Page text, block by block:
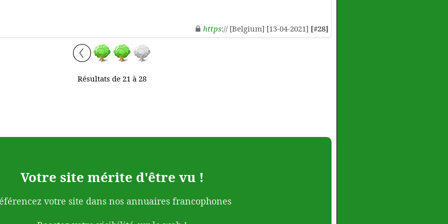
https:// [Belgium] [13-04-2021] [#28]
Résultats de 21 à 28
Votre site mérite d'être vu !
votre site dans nos annuaires francophones